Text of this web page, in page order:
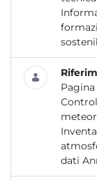
Pagina
dati